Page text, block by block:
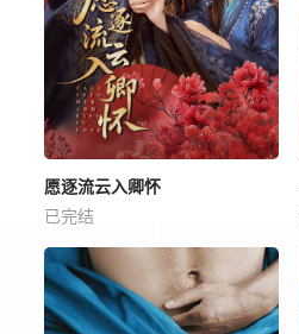
愿逐流云入卿怀
已完结